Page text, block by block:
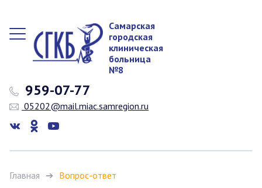
Самарская
городская
клиническая
больница
№8
959-07-77
05202@mail.miac.samregion.ru
Главная Вопрос-ответ